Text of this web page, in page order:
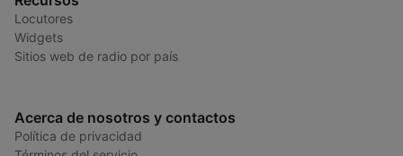
Locutores
Widgets
Sitios web de radio por país
Acerca de nosotros y contactos
Política de privacidad